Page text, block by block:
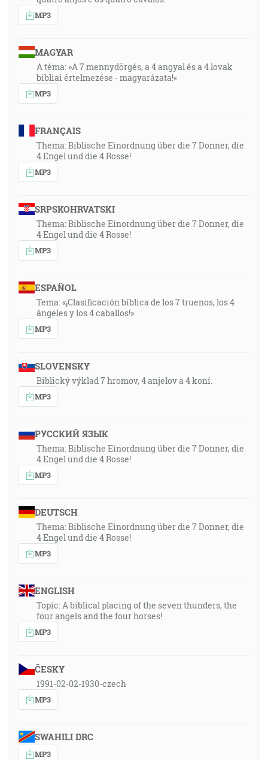
MP3
MAGYAR
A téma: »A 7 mennydörgés, a 4 angyal és a 4 lovak
bibliai értelmezése - magyarázata!«
MP3
FRANÇAIS
Thema: Biblische Einordnung über die 7 Donner, die
4 Engel und die 4 Rosse!
MP3
SRPSKOHRVATSKI
Thema: Biblische Einordnung über die 7 Donner, die
4 Engel und die 4 Rosse!
MP3
ESPAÑOL
Tema: «¡Clasificación bíblica de los 7 truenos, los 4
ángeles y los 4 caballos!»
MP3
SLOVENSKY
Biblický výklad 7 hromov, 4 anjelov a 4 koní.
MP3
РУССКИЙ ЯЗЫК
Thema: Biblische Einordnung über die 7 Donner, die
4 Engel und die 4 Rosse!
MP3
DEUTSCH
Thema: Biblische Einordnung über die 7 Donner, die
4 Engel und die 4 Rosse!
MP3
ENGLISH
Topic: A biblical placing of the seven thunders, the
four angels and the four horses!
MP3
ČESKY
1991-02-02-1930-czech
MP3
SWAHILI DRC
MP3